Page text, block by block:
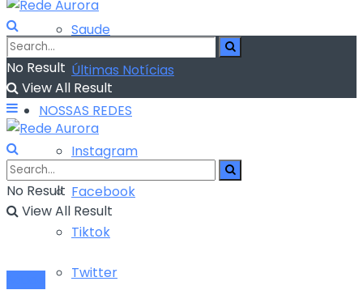
Saude
Últimas Notícias
NOSSAS REDES
Instagram
Facebook
Tiktok
Twitter
No Result
View All Result
No Result
View All Result